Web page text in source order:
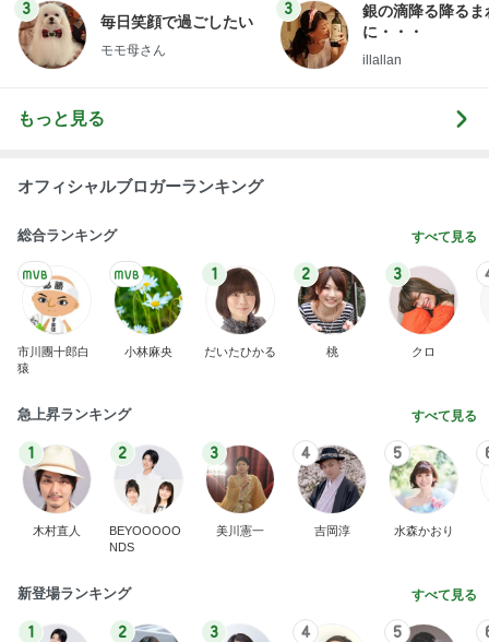
3
毎日笑顔で過ごしたい
モモ母さん
3
銀の滴降る降るま
に・・・
illallan
もっと見る
オフィシャルブロガーランキング
総合ランキング すべて見る
市川團十郎白
猿
小林麻央
1
だいたひかる
2
桃
3
クロ
急上昇ランキング すべて見る
1
木村直人
2
BEYOOOOO
NDS
3
美川憲一
4
吉岡淳
5
水森かおり
新登場ランキング すべて見る
1 2 3 4 5